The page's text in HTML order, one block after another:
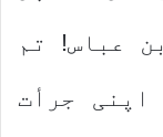
عباس! تم
اپنی جرأت